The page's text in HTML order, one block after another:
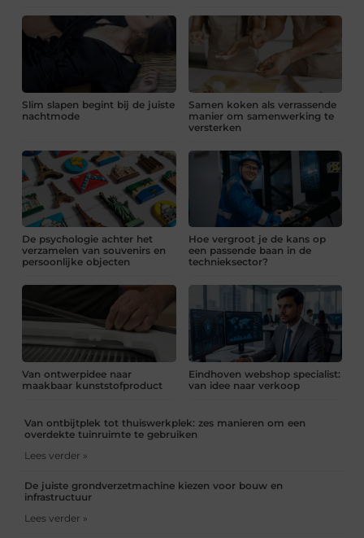
Slim slapen begint bij de juiste
nachtmode
Samen koken als verrassende
manier om samenwerking te
versterken
De psychologie achter het
verzamelen van souvenirs en
persoonlijke objecten
Hoe vergroot je de kans op
een passende baan in de
technieksector?
Van ontwerpidee naar
maakbaar kunststofproduct
Eindhoven webshop specialist:
van idee naar verkoop
Van ontbijtplek tot thuiswerkplek: zes manieren om een
overdekte tuinruimte te gebruiken
Lees verder »
De juiste grondverzetmachine kiezen voor bouw en
infrastructuur
Lees verder »